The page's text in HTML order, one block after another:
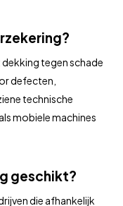
tegen schade
defecten,
technische
mobiele machines
geschikt?
die afhankelijk